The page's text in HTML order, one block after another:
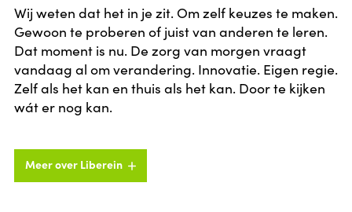
Wij weten dat het in je zit. Om zelf keuzes te maken.
Gewoon te proberen of juist van anderen te leren.
Dat moment is nu. De zorg van morgen vraagt
vandaag al om verandering. Innovatie. Eigen regie.
Zelf als het kan en thuis als het kan. Door te kijken
wát er nog kan.
Meer over Liberein